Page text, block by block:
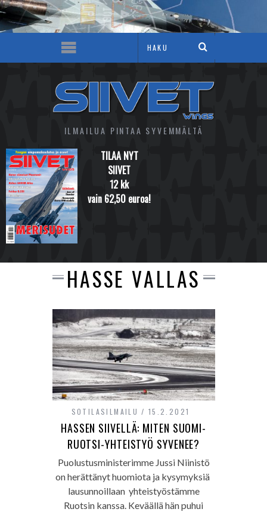
ILMAILUA PINTAA SYVEMMÄLTÄ
TILAA NYT
SIIVET
12 kk
vain 62,50 euroa!
HASSE VALLAS
SOTILASILMAILU 15.2.2021
HASSEN SIIVELLÄ: MITEN SUOMI-
RUOTSI-YHTEISTYÖ SYVENEE?
Puolustusministerimme Jussi Niinistö
on herättänyt huomiota ja kysymyksiä
lausunnoillaan yhteistyöstämme
Ruotsin kanssa. Keväällä hän puhui